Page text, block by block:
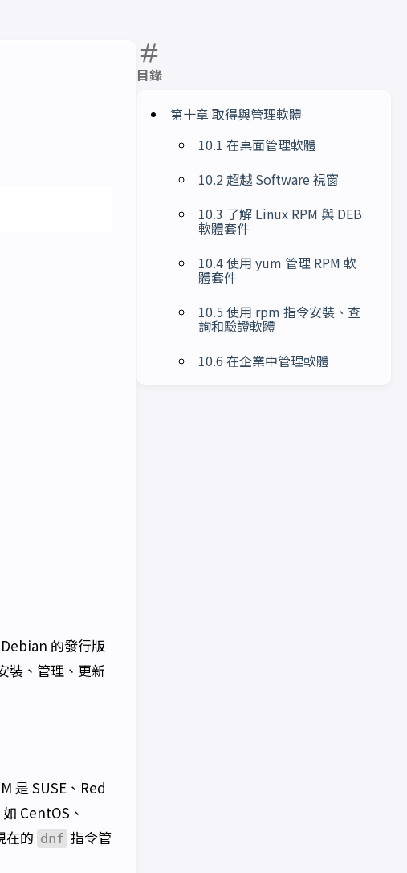
目錄
第十章 取得與管理軟體
10.1 在桌面管理軟體
10.2 超越 Software 視窗
10.3 了解 Linux RPM 與 DEB
軟體套件
10.4 使用 yum 管理 RPM 軟
體套件
10.5 使用 rpm 指令安裝、查
詢和驗證軟體
10.6 在企業中管理軟體
的發行版
裝、管理、更新
是 SUSE、Red
CentOS、
在的 dnf 指令管